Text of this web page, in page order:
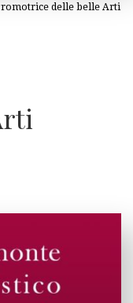
delle belle Arti